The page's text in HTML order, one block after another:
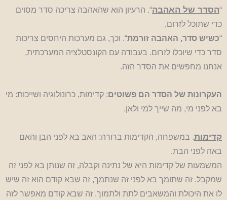
“הסדר של האהבה“. הרעיון הוא שהאהבה צריכה סדר מסוים
כדי שתוכל לזרום,
“כשיש סדר, האהבה זורמת“. וכך, גם מערכות היחסים צריכות
סדר כדי שיוכלו לזרום. בעבודה עם הקונסטלציה המערכתית,
אנחנו מחפשים את הסדר הזה.
העקרונות של הסדר הם פשוטים: קדימות, כרונולוגיה ושייכות: מי
בא לפני מי, מה שייך למי ולאן.
קדימות. במשפחה, הקדימות ברורה: האב בא לפני הבן והאם
באה לפני הבת.
המשמעות של קדימות היא של נתינה וקבלה, זה שנותן בא לפני זה
שמקבל. זה שתומך בא לפני זה שנתמך, זה שבא קודם הוא זה שיש
לו את היכולת והמשאבים לתת ולתמוך. זה שבא קודם מאפשר לזה